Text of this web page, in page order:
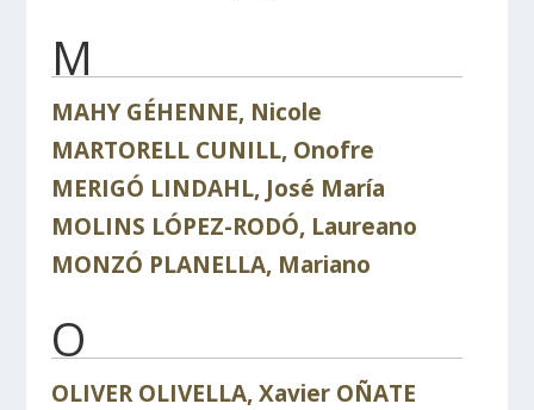
M
MAHY GÉHENNE, Nicole
MARTORELL CUNILL, Onofre
MERIGÓ LINDAHL, José María
MOLINS LÓPEZ-RODÓ, Laureano
MONZÓ PLANELLA, Mariano
O
OLIVER OLIVELLA, Xavier OÑATE